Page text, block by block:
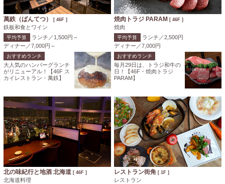
萬鉄（ばんてつ） [ 46F ]
鉄板和食とワイン
平均予算
ランチ／1,500円～
ディナー／7,000円～
おすすめランチ
大人気のハンバーグランチ
がリニューアル！【46F ス
カイレストラン・萬鉄】
焼肉トラジ PARAM [ 46F ]
焼肉
平均予算
ランチ／2,500円
ディナー／7,000円
おすすめランチ
毎月29日は、トラジ和牛の
日！【46F・焼肉トラジ
PARAM】
北の味紀行と地酒 北海道 [ 46F ]
北海道料理
レストラン街角 [ 1F ]
レストラン